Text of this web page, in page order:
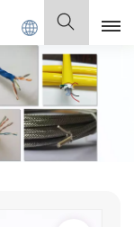
Español